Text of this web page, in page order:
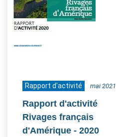
Rapport d'activité mai 2021
Rapport d'activité
Rivages français
d'Amérique - 2020